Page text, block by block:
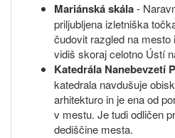
Mariánská skála-
priljubljena izletniška
čudovit razgled na
vidiš skoraj celotno Ústí
Katedrála Nanebevzetí
katedrala navdušuje
arhitekturo in je ena od
v mestu. Je tudi odličen
dediščine mesta.